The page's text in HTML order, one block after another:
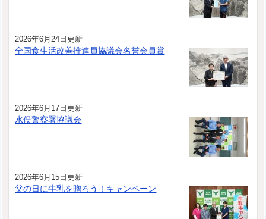
2026年6月24日更新
全国食生活改善推進員協議会名誉会員賞
2026年6月17日更新
水俣警察署協議会
2026年6月15日更新
父の日に牛乳を贈ろう！キャンペーン